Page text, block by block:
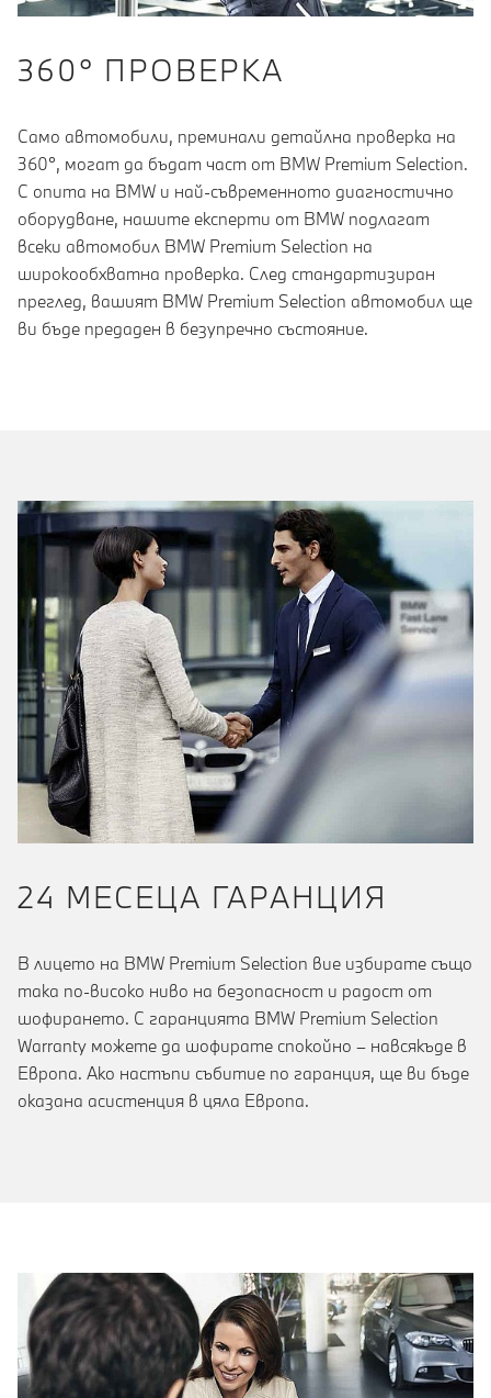
360° ПРОВЕРКА
Само автомобили, преминали детайлна проверка на
360°, могат да бъдат част от BMW Premium Selection.
С опита на BMW и най-съвременното диагностично
оборудване, нашите експерти от BMW подлагат
всеки автомобил BMW Premium Selection на
широкообхватна проверка. След стандартизиран
преглед, вашият BMW Premium Selection автомобил ще
ви бъде предаден в безупречно състояние.
24 МЕСЕЦА ГАРАНЦИЯ
В лицето на BMW Premium Selection вие избирате също
така по-високо ниво на безопасност и радост от
шофирането. С гаранцията BMW Premium Selection
Warranty можете да шофирате спокойно – навсякъде в
Европа. Ако настъпи събитие по гаранция, ще ви бъде
оказана асистенция в цяла Европа.